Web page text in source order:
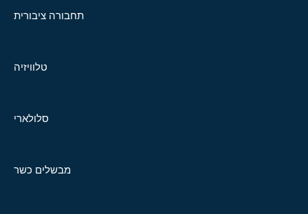
תחבורה ציבורית
טלוויזיה
סלולארי
מבשלים כשר